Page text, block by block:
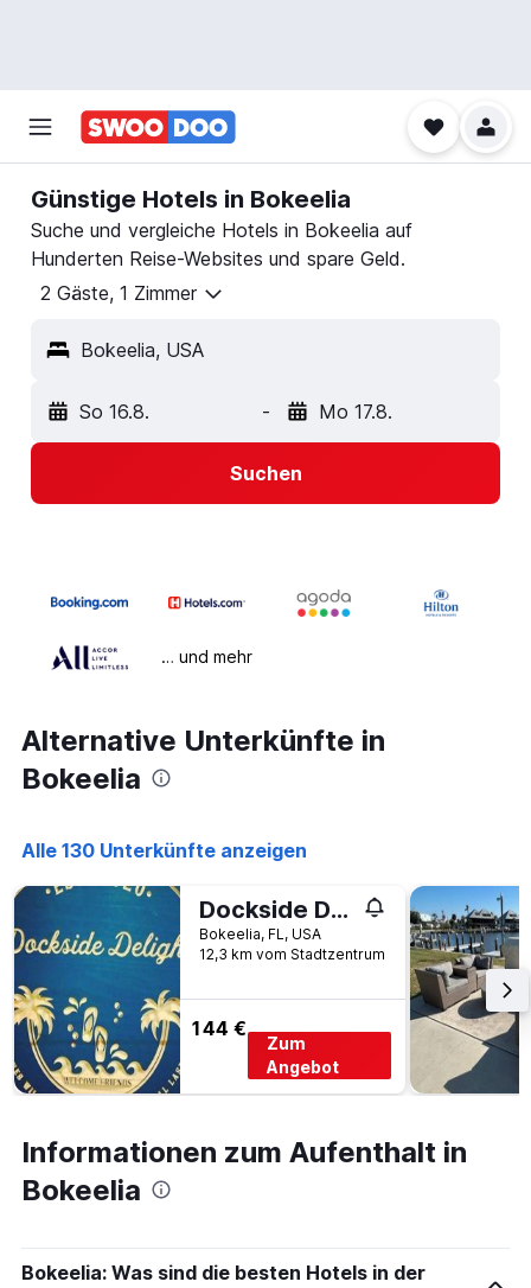
Günstige Hotels in Bokeelia
Suche und vergleiche Hotels in Bokeelia auf
Hunderten Reise-Websites und spare Geld.
2 Gäste, 1 Zimmer
Bokeelia, USA
So 16.8. - Mo 17.8.
Suchen
… und mehr
Alternative Unterkünfte in
Bokeelia
Alle 130 Unterkünfte anzeigen
Dockside Delight Waterfront Oasis
Bokeelia, FL, USA
12,3 km vom Stadtzentrum
144 €
Zum
Angebot
Informationen zum Aufenthalt in
Bokeelia
Bokeelia: Was sind die besten Hotels in der